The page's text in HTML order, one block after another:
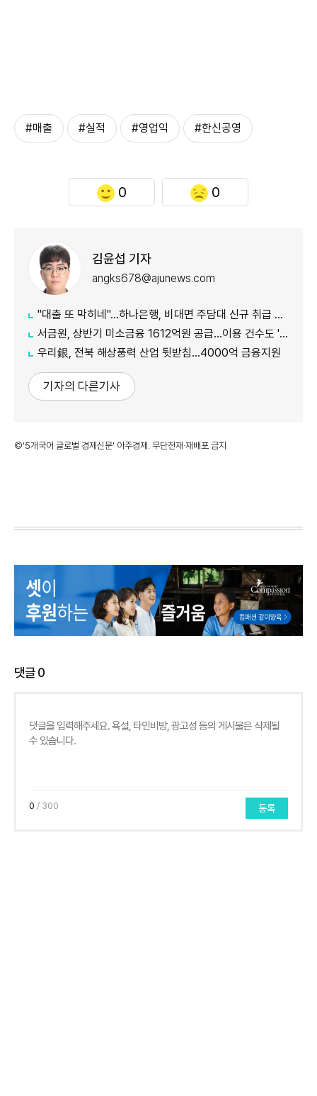
#매출 #실적 #영업익 #한신공영
0 0
김윤섭 기자
angks678@ajunews.com
"대출 또 막히네"…하나은행, 비대면 주담대 신규 취급 중단
서금원, 상반기 미소금융 1612억원 공급…이용 건수도 '역대 최대'
우리銀, 전북 해상풍력 산업 뒷받침…4000억 금융지원
기자의 다른기사
©'5개국어 글로벌 경제신문' 아주경제. 무단전재·재배포 금지
댓글0
0 / 300 등록